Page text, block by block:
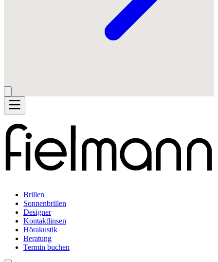
Brillen
Sonnenbrillen
Designer
Kontaktlinsen
Hörakustik
Beratung
Termin buchen